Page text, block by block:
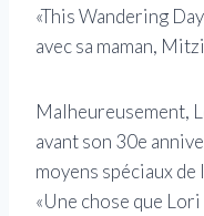
«This Wandering
avec sa maman,
Malheureusement,
avant son 30e
moyens spéciaux
«Une chose que